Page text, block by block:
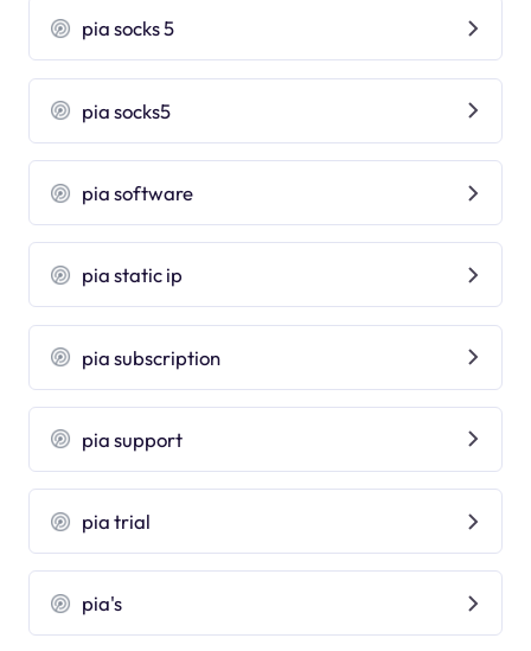
pia socks 5
pia socks5
pia software
pia static ip
pia subscription
pia support
pia trial
pia's